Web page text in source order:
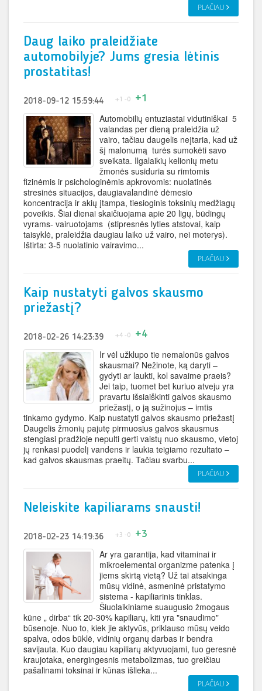
PLAČIAU
Daug laiko praleidžiate
automobilyje? Jums gresia lėtinis
prostatitas!
2018-09-12 15:59:44 +1 -0 +1
Automobilių entuziastai vidutiniškai 5
valandas per dieną praleidžia už
vairo, tačiau daugelis neįtaria, kad už
šį malonumą turės sumokėti savo
sveikata. Ilgalaikių kelionių metu
žmonės susiduria su rimtomis
fizinėmis ir psichologinėmis apkrovomis: nuolatinės
stresinės situacijos, daugiavalandinė dėmesio
koncentracija ir akių įtampa, tiesioginis toksinių medžiagų
poveikis. Šiai dienai skaičiuojama apie 20 ligų, būdingų
vyrams- vairuotojams (stipresnės lyties atstovai, kaip
taisyklė, praleidžia daugiau laiko už vairo, nei moterys).
Ištirta: 3-5 nuolatinio vairavimo...
PLAČIAU
Kaip nustatyti galvos skausmo
priežastį?
2018-02-26 14:23:39 +4 -0 +4
Ir vėl užklupo tie nemalonūs galvos
skausmai? Nežinote, ką daryti –
gydyti ar laukti, kol savaime praeis?
Jei taip, tuomet bet kuriuo atveju yra
pravartu išsiaiškinti galvos skausmo
priežastį, o ją sužinojus – imtis
tinkamo gydymo. Kaip nustatyti galvos skausmo priežastį
Daugelis žmonių pajutę pirmuosius galvos skausmus
stengiasi pradžioje nepulti gerti vaistų nuo skausmo, vietoj
jų renkasi puodelį vandens ir laukia teigiamo rezultato –
kad galvos skausmas praeitų. Tačiau svarbu...
PLAČIAU
Neleiskite kapiliarams snausti!
2018-02-23 14:19:36 +3 -0 +3
Ar yra garantija, kad vitaminai ir
mikroelementai organizme patenka į
jiems skirtą vietą? Už tai atsakinga
mūsų vidinė, asmeninė pristatymo
sistema - kapiliarinis tinklas.
Šiuolaikiniame suaugusio žmogaus
kūne „ dirba“ tik 20-30% kapiliarų, kiti yra "snaudimo"
būsenoje. Nuo to, kiek jie aktyvūs, priklauso mūsų veido
spalva, odos būklė, vidinių organų darbas ir bendra
savijauta. Kuo daugiau kapiliarų aktyvuojami, tuo geresnė
kraujotaka, energingesnis metabolizmas, tuo greičiau
pašalinami toksinai ir kūnas išlieka...
PLAČIAU